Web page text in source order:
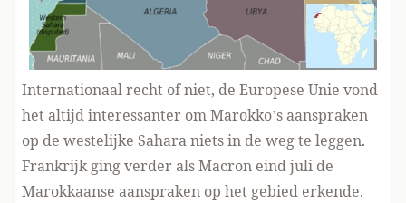
Internationaal recht of niet, de Europese Unie vond
het altijd interessanter om Marokko’s aanspraken
op de westelijke Sahara niets in de weg te leggen.
Frankrijk ging verder als Macron eind juli de
Marokkaanse aanspraken op het gebied erkende.